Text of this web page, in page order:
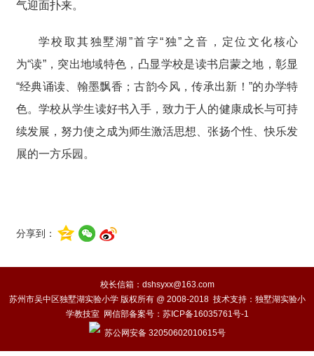
气迎面扑来。
学校取其独墅湖”首字“独”之音，定位文化核心
为“读”，突出地域特色，凸显学校是读书启蒙之地，彰显
“经典诵读、翰墨飘香；古韵今风，传承出新！”的办学特
色。学校从学生读好书入手，致力于人的健康成长与可持
续发展，努力使之成为师生激活思想、张扬个性、快乐发
展的一方乐园。
分享到：
校长信箱：dshsyxx@163.com
苏州市吴中区独墅湖实验小学 版权所有 @ 2008-2018 技术支持：独墅湖实验小
学教技室 网信部备案号： 苏ICP备16035761号-1
苏公网安备 32050602010615号